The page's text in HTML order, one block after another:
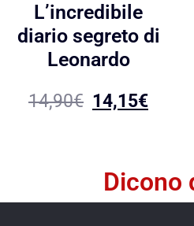
L’incredibile
diario segreto di
Leonardo
14,90€ 14,15€
Dicono